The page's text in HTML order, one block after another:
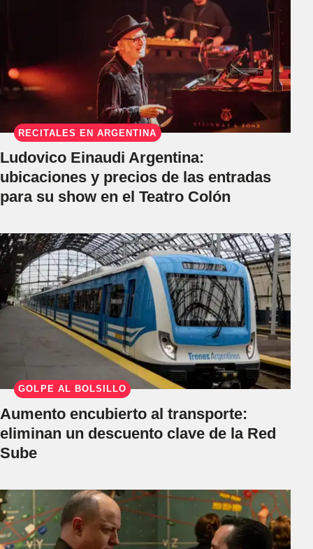
RECITALES EN ARGENTINA
Ludovico Einaudi Argentina:
ubicaciones y precios de las entradas
para su show en el Teatro Colón
GOLPE AL BOLSILLO
Aumento encubierto al transporte:
eliminan un descuento clave de la Red
Sube